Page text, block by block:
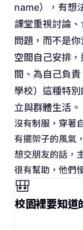
name），有想
課堂重視討論
問題，而不是
空間自己安排
間、為自己負
學校）這種特
立與群體生活。
沒有制服，穿著
有擺架子的風氣
想交朋友的話，
很有幫助，他們
🎒
校園裡要知道